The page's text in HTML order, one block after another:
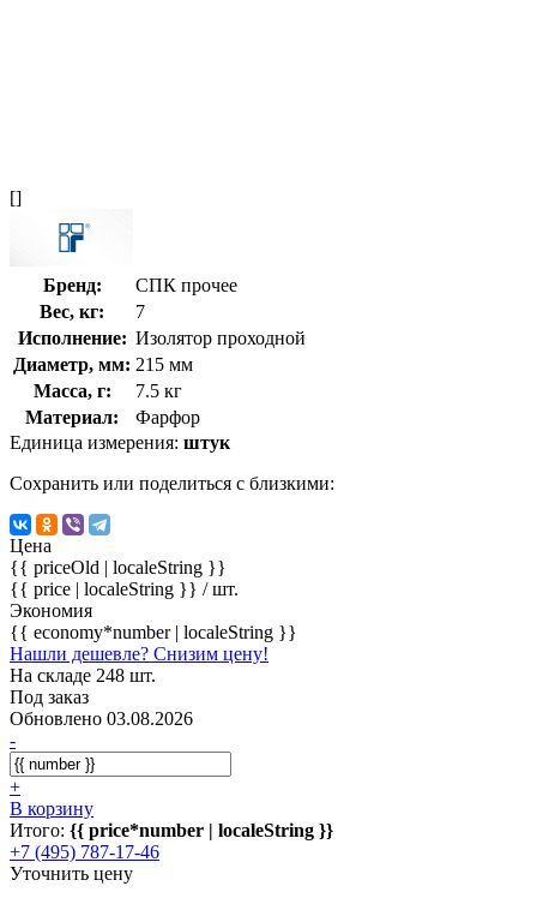
[]
Бренд:
СПК прочее
Вес, кг:
7
Исполнение: Изолятор проходной
Диаметр, мм: 215 мм
Масса, г:
7.5 кг
Материал:
Фарфор
Единица измерения: штук
Сохранить или поделиться с близкими:
Цена
{{ priceOld | localeString }}
{{ price | localeString }} / шт.
Экономия
{{ economy*number | localeString }}
Нашли дешевле? Снизим цену!
На складе 248 шт.
Под заказ
Обновлено 03.08.2026
-
+
В корзину
Итого: {{ price*number | localeString }}
+7 (495) 787-17-46
Уточнить цену